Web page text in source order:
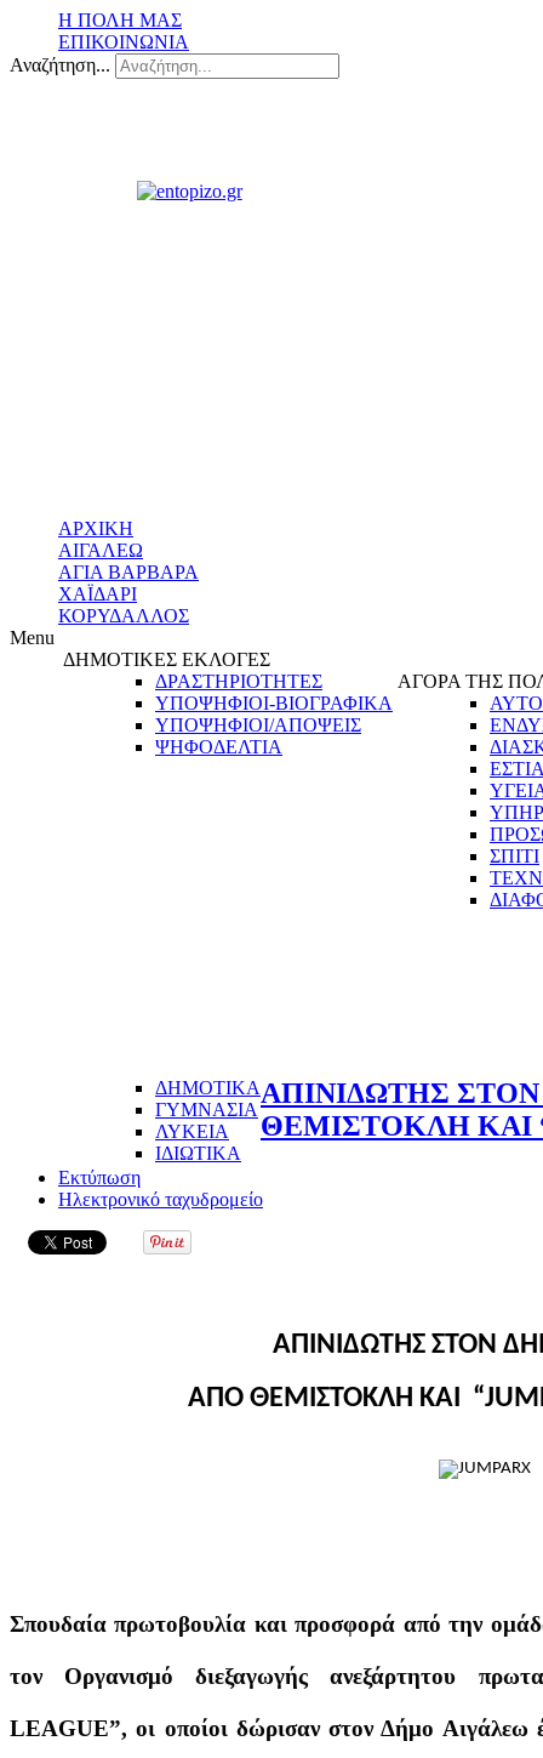
Η ΠΟΛΗ ΜΑΣ
ΕΠΙΚΟΙΝΩΝΙΑ
Αναζήτηση...
ΑΡΧΙΚΗ
ΑΙΓΑΛΕΩ
ΑΓΙΑ ΒΑΡΒΑΡΑ
ΧΑΪΔΑΡΙ
ΚΟΡΥΔΑΛΛΟΣ
Menu
ΔΗΜΟΤΙΚΕΣ ΕΚΛΟΓΕΣ
ΔΡΑΣΤΗΡΙΟΤΗΤΕΣ
ΥΠΟΨΗΦΙΟΙ-ΒΙΟΓΡΑΦΙΚΑ
ΥΠΟΨΗΦΙΟΙ/ΑΠΟΨΕΙΣ
ΨΗΦΟΔΕΛΤΙΑ
ΑΓΟΡΑ ΤΗΣ
ΣΠΙΤΙ
ΔΗΜΟΤΙΚΑ
ΓΥΜΝΑΣΙΑ
ΛΥΚΕΙΑ
ΙΔΙΩΤΙΚΑ
ΑΠΙΝΙΔΩΤΗΣ
ΘΕΜΙΣΤΟΚΛΗ ΚΑΙ
Εκτύπωση
Ηλεκτρονικό ταχυδρομείο
ΑΠΙΝΙΔΩΤΗΣ ΣΤΟΝ
ΑΠΟ ΘΕΜΙΣΤΟΚΛΗ ΚΑΙ “
Σπουδαία πρωτοβουλία και προσφορά από την
τον Οργανισμό διεξαγωγής ανεξάρτητου
LEAGUE”, οι οποίοι δώρισαν στον Δήμο Αιγάλεω